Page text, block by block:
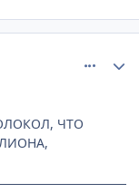
ЧТО